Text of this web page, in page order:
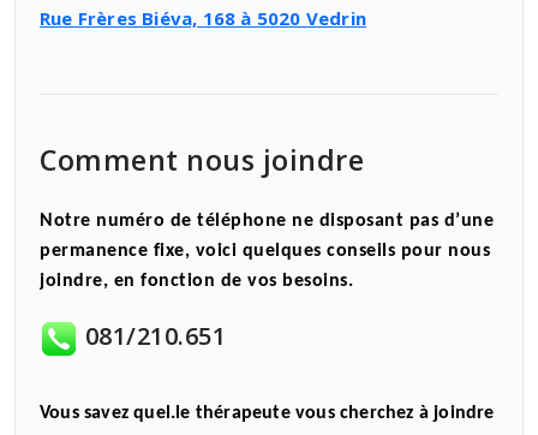
Rue Frères Biéva, 168 à 5020 Vedrin
Comment nous joindre
Notre numéro de téléphone ne disposant pas d’une
permanence fixe, voici quelques conseils pour nous
joindre, en fonction de vos besoins.
081/210.651
Vous savez quel.le thérapeute vous cherchez à joindre